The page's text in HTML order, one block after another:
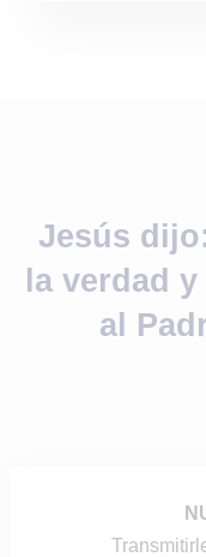
Jesús
la verdad
al